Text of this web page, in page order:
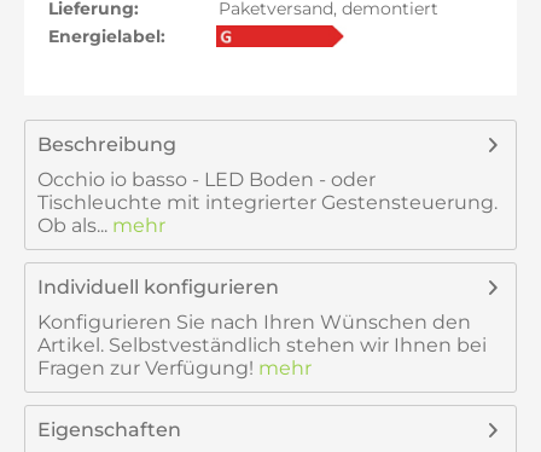
Lieferung:
Paketversand, demontiert
Energielabel:
Beschreibung
Occhio io basso - LED Boden - oder
Tischleuchte mit integrierter Gestensteuerung.
Ob als... mehr
Individuell konfigurieren
Konfigurieren Sie nach Ihren Wünschen den
Artikel. Selbstveständlich stehen wir Ihnen bei
Fragen zur Verfügung! mehr
Eigenschaften